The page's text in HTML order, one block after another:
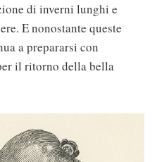
di inverni lunghi e
E nonostante queste
a prepararsi con
il ritorno della bella